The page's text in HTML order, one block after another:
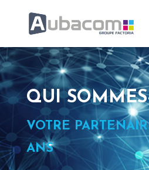
QUI
VOTRE
ANS